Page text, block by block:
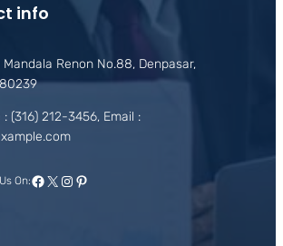
info
Renon No.88, Denpasar,
: (316) 212-3456, Email :
On:Facebook
X Instagram
Pinterest